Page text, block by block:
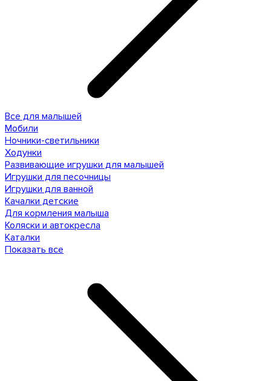
Все для малышей
Мобили
Ночники-светильники
Ходунки
Развивающие игрушки для малышей
Игрушки для песочницы
Игрушки для ванной
Качалки детские
Для кормления малыша
Коляски и автокресла
Каталки
Показать все